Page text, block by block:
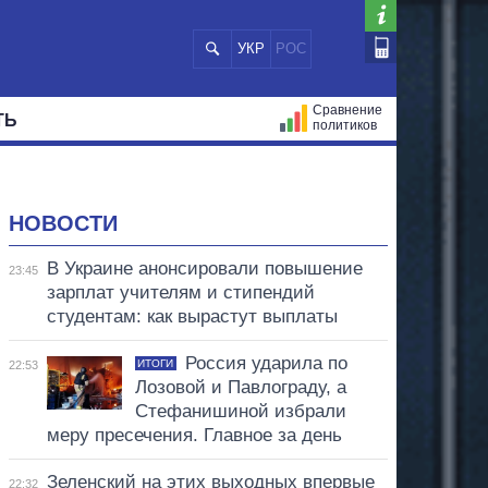
УКР РОС
Сравнение
политиков
НОВОСТИ
23:45
В Украине анонсировали повышение
зарплат учителям и стипендий
студентам: как вырастут выплаты
22:53 ИТОГИ
Россия ударила по
Лозовой и Павлограду, а
Стефанишиной избрали
меру пресечения. Главное за день
22:32
Зеленский на этих выходных впервые